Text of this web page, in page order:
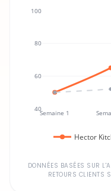
Semaine 1
40
60
80
100
Hector
DONNÉES BASÉES SUR
RETOURS CLIENTS